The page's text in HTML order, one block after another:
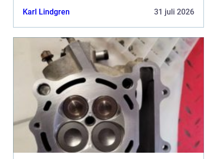
Karl Lindgren 31 juli 2026